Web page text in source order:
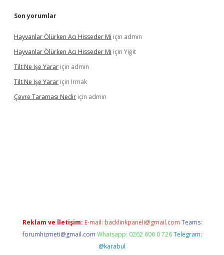
Son yorumlar
Hayvanlar Ölürken Acı Hisseder Mi için admin
Hayvanlar Ölürken Acı Hisseder Mi için Yiğit
Tilt Ne Işe Yarar için admin
Tilt Ne Işe Yarar için Irmak
Çevre Taraması Nedir için admin
Reklam ve İletişim: E-mail: backlinkpaneli@gmail.com Teams:
forumhizmeti@gmail.com Whatsapp: 0262 606 0 726 Telegram:
@karabul